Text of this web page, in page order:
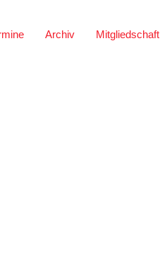
Archiv Mitgliedschaft